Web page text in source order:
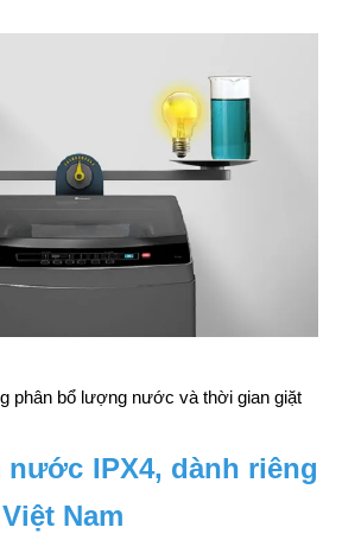
phân bổ lượng nước và thời gian giặt
nước IPX4, dành riêng
Nam